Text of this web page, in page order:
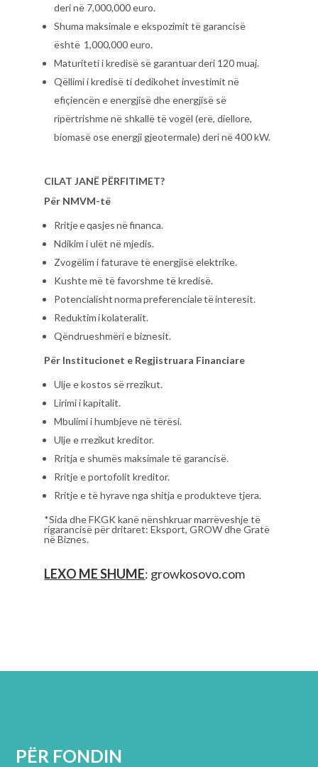
deri në 7,000,000 euro.
Shuma maksimale e ekspozimit të garancisë
është 1,000,000 euro.
Maturiteti i kredisë së garantuar deri 120 muaj.
Qëllimi i kredisë ti dedikohet investimit në
efiçiencën e energjisë dhe energjisë së
ripërtrishme në shkallë të vogël (erë, diellore,
biomasë ose energji gjeotermale) deri në 400 kW.
CILAT JANË PËRFITIMET?
Për NMVM-të
Rritje e qasjes në financa.
Ndikim i ulët në mjedis.
Zvogëlim i faturave të energjisë elektrike.
Kushte më të favorshme të kredisë.
Potencialisht norma preferenciale të interesit.
Reduktim i kolateralit.
Qëndrueshmëri e biznesit.
Për Institucionet e Regjistruara Financiare
Ulje e kostos së rrezikut.
Lirimi i kapitalit.
Mbulimi i humbjeve në tërësi.
Ulje e rrezikut kreditor.
Rritja e shumës maksimale të garancisë.
Rritje e portofolit kreditor.
Rritje e të hyrave nga shitja e produkteve tjera.
*Sida dhe FKGK kanë nënshkruar marrëveshje të
rigarancisë për dritaret: Eksport, GROW dhe Gratë
në Biznes.
LEXO ME SHUME: growkosovo.com
PËR FONDIN